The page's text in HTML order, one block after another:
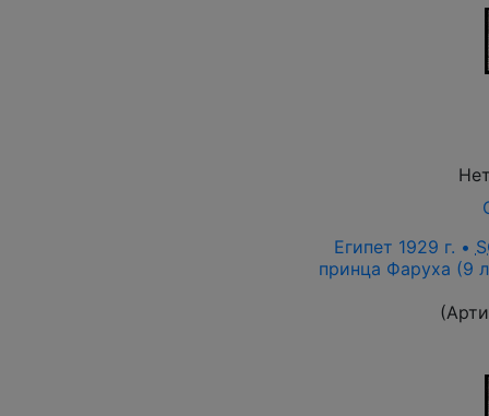
Египет 1929 г. •
принца Фаруха (9